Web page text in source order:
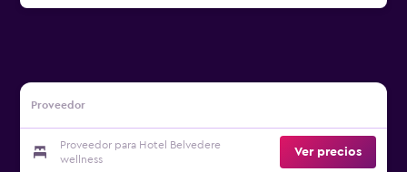
Proveedor
Proveedor para Hotel Belvedere
wellness
Ver precios